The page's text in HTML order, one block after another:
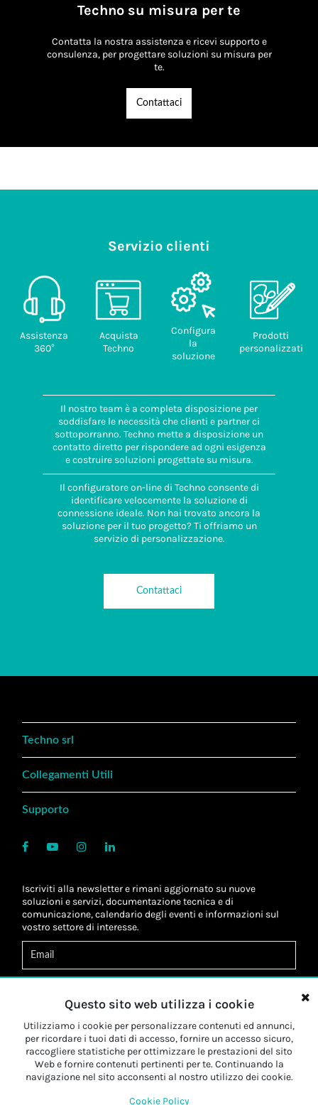
Techno su misura per te
Contatta la nostra assistenza e ricevi supporto e
consulenza, per progettare soluzioni su misura per
te.
Contattaci
Servizio clienti
Assistenza
360°
Acquista
Techno
Configura
la
soluzione
Prodotti
personalizzati
Il nostro team è a completa disposizione per
soddisfare le necessità che clienti e partner ci
sottoporranno. Techno mette a disposizione un
contatto diretto per rispondere ad ogni esigenza
e costruire soluzioni progettate su misura.
Il configuratore on-line di Techno consente di
identificare velocemente la soluzione di
connessione ideale. Non hai trovato ancora la
soluzione per il tuo progetto? Ti offriamo un
servizio di personalizzazione.
Contattaci
Techno srl
Collegamenti Utili
Supporto
Iscriviti alla newsletter e rimani aggiornato su nuove
soluzioni e servizi, documentazione tecnica e di
comunicazione, calendario degli eventi e informazioni sul
vostro settore di interesse.
Letta l'informativa, autorizzo altrattamento dei miei dati
personali*
Letta l'informativa, autorizzo al trattamento dei miei dati
personali a fini dimarketing*
Iscriviti
Questo sito web utilizza i cookie
Utilizziamo i cookie per personalizzare contenuti ed annunci,
per ricordare i tuoi dati di accesso, fornire un accesso sicuro,
raccogliere statistiche per ottimizzare le prestazioni del sito
Web e fornire contenuti pertinenti per te. Continuando la
navigazione nel sito acconsenti al nostro utilizzo dei cookie.
Cookie Policy